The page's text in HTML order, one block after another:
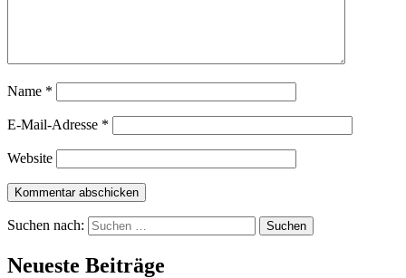
Name *
E-Mail-Adresse *
Website
Suchen nach:
Neueste Beiträge